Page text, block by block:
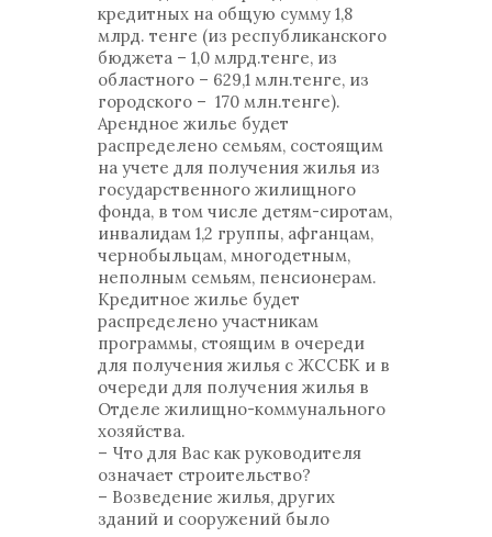
кредитных на общую сумму 1,8
млрд. тенге (из республиканского
бюджета – 1,0 млрд.тенге, из
областного – 629,1 млн.тенге, из
городского – 170 млн.тенге).
Арендное жилье будет
распределено семьям, состоящим
на учете для получения жилья из
государственного жилищного
фонда, в том числе детям-сиротам,
инвалидам 1,2 группы, афганцам,
чернобыльцам, многодетным,
неполным семьям, пенсионерам.
Кредитное жилье будет
распределено участникам
программы, стоящим в очереди
для получения жилья с ЖССБК и в
очереди для получения жилья в
Отделе жилищно-коммунального
хозяйства.
– Что для Вас как руководителя
означает строительство?
– Возведение жилья, других
зданий и сооружений было